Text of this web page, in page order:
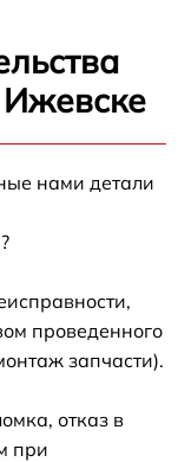
Ижевске
нами детали
проведенного
запчасти).
отказ в
при